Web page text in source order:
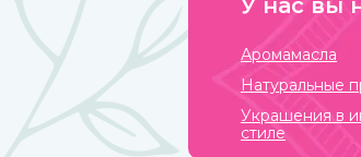
У нас вы
Аромамасла
Натуральные
Украшения в
стиле